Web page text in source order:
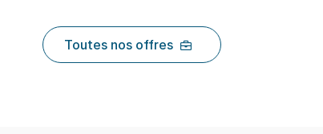
Toutes nos offres